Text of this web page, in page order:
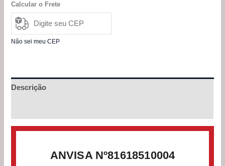
Calcular o Frete
Não sei meu CEP
Descrição
ANVISA Nº81618510004